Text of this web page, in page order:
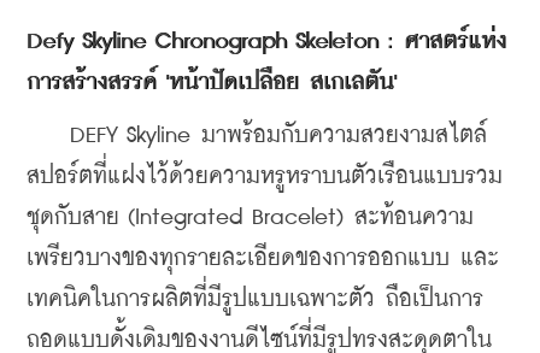
Defy Skyline Chronograph Skeleton : ศาสตร์แห่ง
การสร้างสรรค์ 'หน้าปัดเปลือย สเกเลตัน'
DEFY Skyline มาพร้อมกับความสวยงามสไตล์
สปอร์ตที่แฝงไว้ด้วยความหรูหราบนตัวเรือนแบบรวม
ชุดกับสาย (Integrated Bracelet) สะท้อนความ
เพรียวบางของทุกรายละเอียดของการออกแบบ และ
เทคนิคในการผลิตที่มีรูปแบบเฉพาะตัว ถือเป็นการ
ถอดแบบดั้งเดิมของงานดีไซน์ที่มีรูปทรงสะดุดตาใน